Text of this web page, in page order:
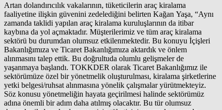
Artan dolandırıcılık vakalarının, tüketicilerin araç kiralama
faaliyetine ilişkin güvenini zedelediğini belirten Kağan Yaşa, “Aynı
zamanda taklidi yapılan araç kiralama kuruluşlarının da itibar
kaybına da yol açmaktadır. Müşterilerimiz ve tüm araç kiralama
sektörü bu durumdan olumsuz etkilenmektedir. Bu konuyu İçişleri
Bakanlığımıza ve Ticaret Bakanlığımıza aktardık ve önlem
alınmasını talep ettik. Bu doğrultuda olumlu gelişmeler de
yaşanmaya başlandı. TOKKDER olarak Ticaret Bakanlığımız ile
sektörümüze özel bir yönetmelik oluşturulması, kiralama şirketlerine
yetki belgesi/ruhsat alınmasına yönelik çalışmalar yürütmekteyiz.
Söz konusu yönetmeliğin hayata geçirilmesi halinde sektörümüz
adına önemli bir adım daha atılmış olacaktır. Bu tür olumsuz